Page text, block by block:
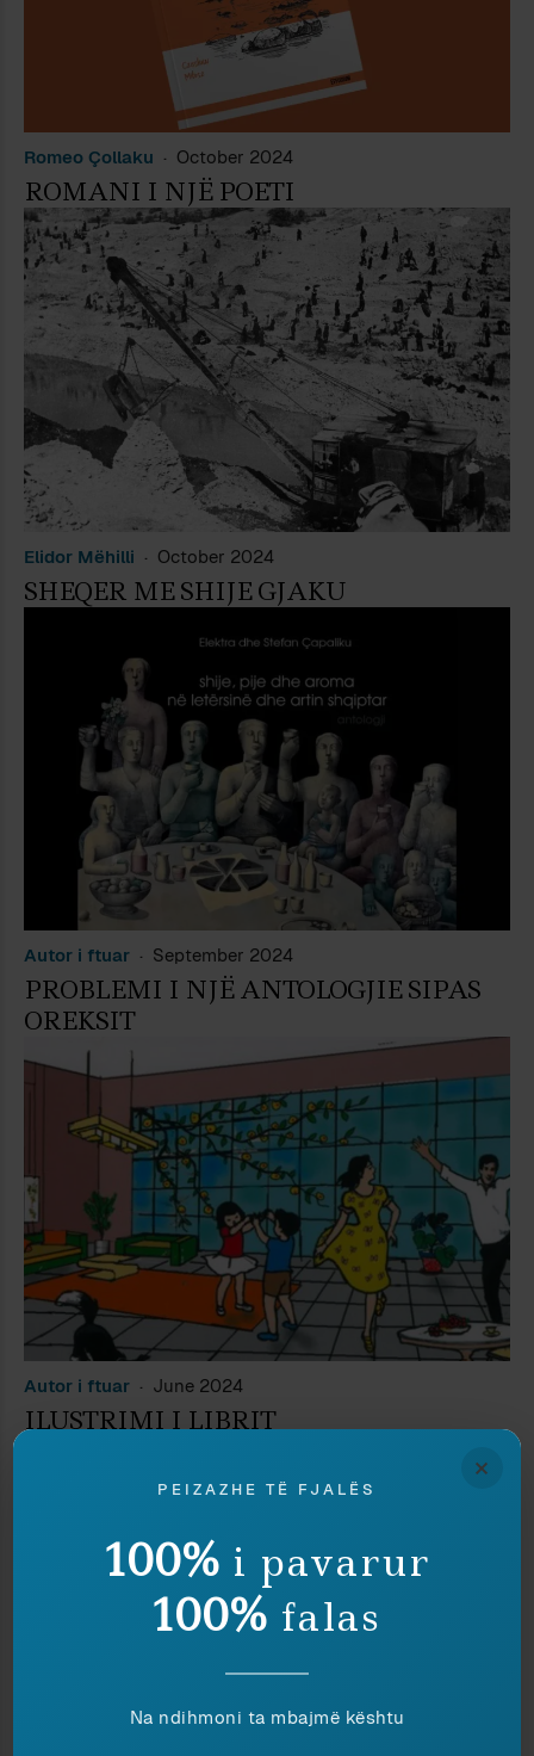
Romeo Çollaku October 2024
ROMANI I NJË POETI
Elidor Mëhilli October 2024
SHEQER ME SHIJE GJAKU
Autor i ftuar September 2024
PROBLEMI I NJË ANTOLOGJIE SIPAS
OREKSIT
Autor i ftuar June 2024
ILUSTRIMI I LIBRIT
×
PEIZAZHE TË FJALËS
100% i pavarur
100% falas
Na ndihmoni ta mbajmë kështu